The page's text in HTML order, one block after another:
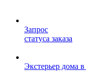
Запрос
статуса заказа
Экстерьер дома